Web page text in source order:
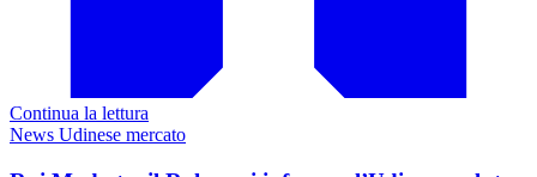
Continua la lettura
News Udinese mercato